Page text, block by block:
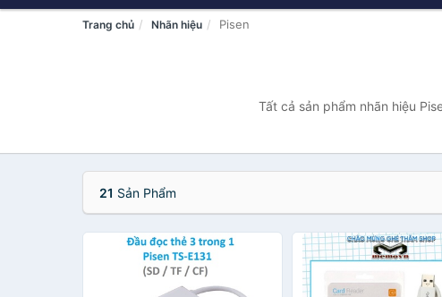
Trang chủ Nhãn hiệu Pisen
Tất cả sản phẩm nhãn hiệu
21 Sản Phẩm